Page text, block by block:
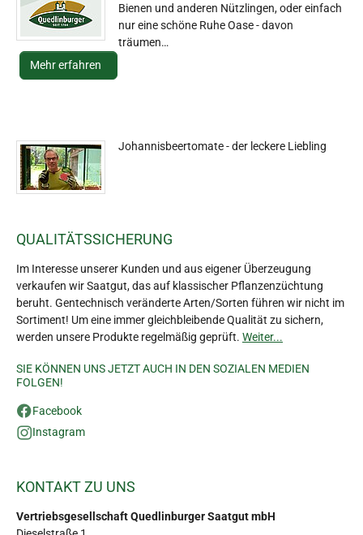
Bienen und anderen Nützlingen, oder einfach
nur eine schöne Ruhe Oase - davon
träumen…
Mehr erfahren
Johannisbeertomate - der leckere Liebling
QUALITÄTSSICHERUNG
Im Interesse unserer Kunden und aus eigener Überzeugung
verkaufen wir Saatgut, das auf klassischer Pflanzenzüchtung
beruht. Gentechnisch veränderte Arten/Sorten führen wir nicht im
Sortiment! Um eine immer gleichbleibende Qualität zu sichern,
werden unsere Produkte regelmäßig geprüft. Weiter...
SIE KÖNNEN UNS JETZT AUCH IN DEN SOZIALEN MEDIEN
FOLGEN!
Facebook
Instagram
KONTAKT ZU UNS
Vertriebsgesellschaft Quedlinburger Saatgut mbH